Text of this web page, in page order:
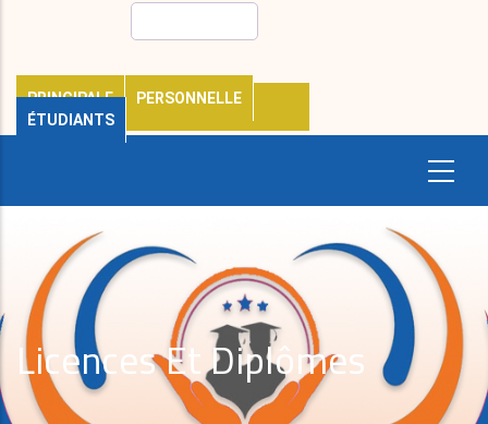
PRINCIPALE
PERSONNELLE
ÉTUDIANTS
Licences Et Diplômes